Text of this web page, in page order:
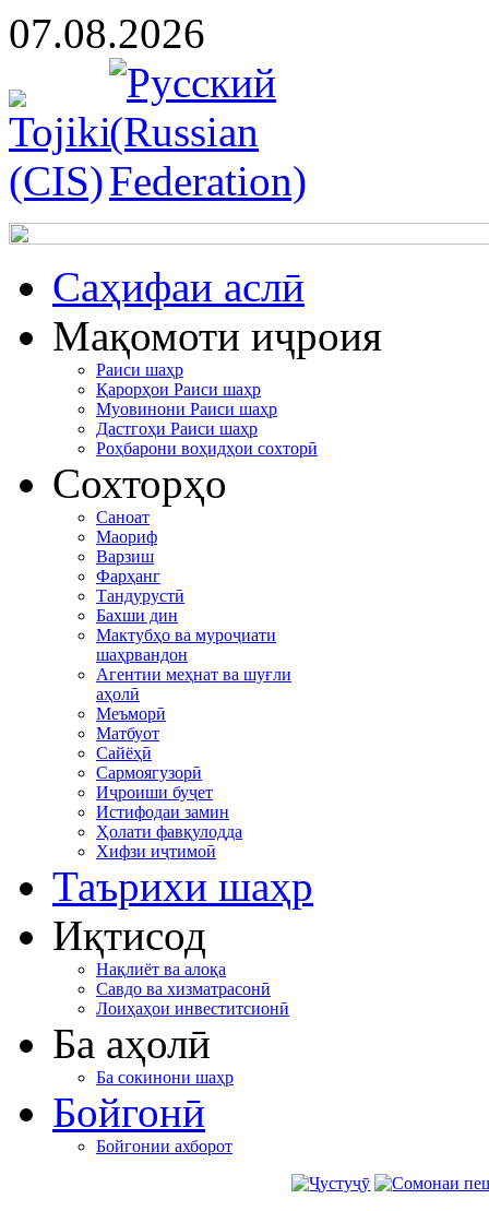
07.08.2026
Cаҳифаи аслӣ
Мақомоти иҷроия
Раиси шаҳр
Қарорҳои Раиси шаҳр
Муовинони Раиси шаҳр
Дастгоҳи Раиси шаҳр
Роҳбарони воҳидҳои сохторӣ
Сохторҳо
Саноат
Маориф
Варзиш
Фарҳанг
Тандурустӣ
Бахши дин
Мактубҳо ва муроҷиати
шаҳрвандон
Агентии меҳнат ва шуғли
аҳолӣ
Меъморӣ
Матбуот
Сайёҳӣ
Сармоягузорӣ
Иҷроиши буҷет
Истифодаи замин
Ҳолати фавқулодда
Хифзи иҷтимоӣ
Таърихи шаҳр
Иқтисод
Нақлиёт ва алоқа
Савдо ва хизматрасонӣ
Лоиҳаҳои инвеститсионӣ
Ба аҳолӣ
Ба сокинони шаҳр
Бойгонӣ
Бойгонии ахборот